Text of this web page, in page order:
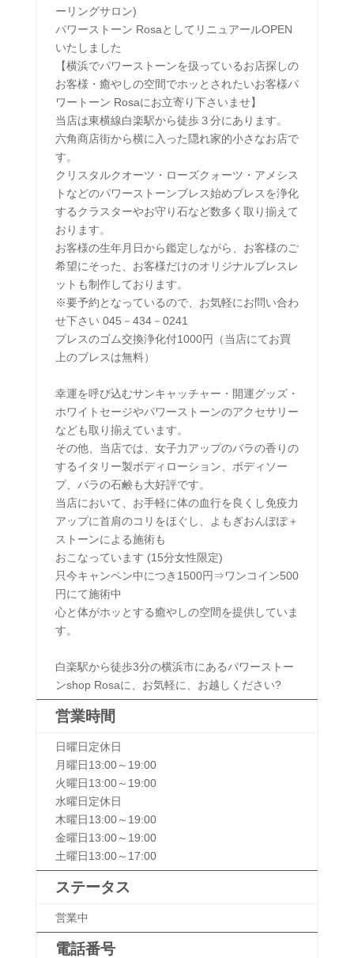
ーリングサロン)
パワーストーン RosaとしてリニュアールOPEN
いたしました
【横浜でパワーストーンを扱っているお店探しの
お客様・癒やしの空間でホッとされたいお客様パ
ワートーン Rosaにお立寄り下さいませ】
当店は東横線白楽駅から徒歩３分にあります。
六角商店街から横に入った隠れ家的小さなお店で
す。
クリスタルクオーツ・ローズクォーツ・アメシス
トなどのパワーストーンブレス始めブレスを浄化
するクラスターやお守り石など数多く取り揃えて
おります。
お客様の生年月日から鑑定しながら、お客様のご
希望にそった、お客様だけのオリジナルブレスレ
ットも制作しております。
※要予約となっているので、お気軽にお問い合わ
せ下さい 045－434－0241
プレスのゴム交換浄化付1000円（当店にてお買
上のブレスは無料）
幸運を呼び込むサンキャッチャー・開運グッズ・
ホワイトセージやパワーストーンのアクセサリー
なども取り揃えています。
その他、当店では、女子力アップのバラの香りの
するイタリー製ボディローション、ボディソー
プ、バラの石鹸も大好評です。
当店において、お手軽に体の血行を良くし免疫力
アップに首肩のコリをほぐし、よもぎおんぽぽ＋
ストーンによる施術も
おこなっています (15分女性限定)
只今キャンペン中につき1500円⇒ワンコイン500
円にて施術中
心と体がホッとする癒やしの空間を提供していま
す。
白楽駅から徒歩3分の横浜市にあるパワーストー
ンshop Rosaに、お気軽に、お越しください?
営業時間
日曜日定休日
月曜日13:00～19:00
火曜日13:00～19:00
水曜日定休日
木曜日13:00～19:00
金曜日13:00～19:00
土曜日13:00～17:00
ステータス
営業中
電話番号